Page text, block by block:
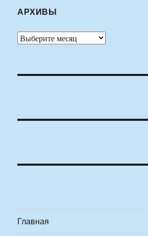
АРХИВЫ
Архивы
Главная